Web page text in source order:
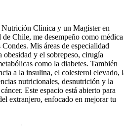
Clínica y un Magíster en
Chile, me desempeño como médica
Mis áreas de especialidad
y el sobrepeso, cirugía
como la diabetes. También
a la insulina, el colesterol elevado,
nutricionales, desnutrición y la
Este espacio está abierto para
extranjero, enfocado en mejorar tu